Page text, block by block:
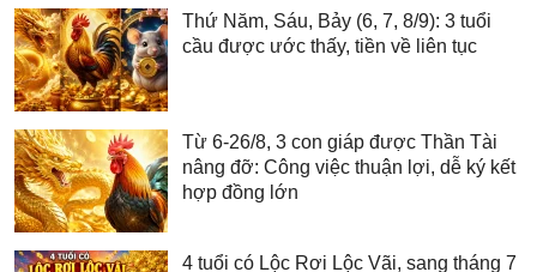
Thứ Năm, Sáu, Bảy (6, 7, 8/9): 3 tuổi
cầu được ước thấy, tiền về liên tục
Từ 6-26/8, 3 con giáp được Thần Tài
nâng đỡ: Công việc thuận lợi, dễ ký kết
hợp đồng lớn
4 tuổi có Lộc Rơi Lộc Vãi, sang tháng 7